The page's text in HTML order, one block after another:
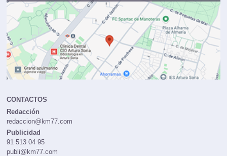
CONTACTOS
Redacción
redaccion@km77.com
Publicidad
91 513 04 95
publi@km77.com